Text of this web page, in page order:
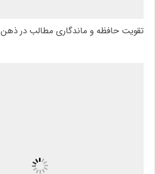
تقویت حافظه و ماندگاری مطالب در ذهن